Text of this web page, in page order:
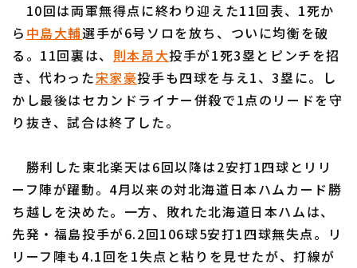
利用規約 プライバシーポリシー
運営会社 （別ウィンドウで開く） よくある質問
アルバイト募集 （別ウィンドウで開く
10回は両軍無得点に終わり迎えた11回表、1死か
ら 中島大輔選手が6号ソロを放ち、ついに均衡を破
る。11回裏は、 則本昂大投手が1死3塁とピンチを招
き、代わった宋家豪投手も四球を与え1、3塁に。し
かし最後はセカンドライナー併殺で1点のリードを守
り抜き、試合は終了した。
勝利した東北楽天は6回以降は2安打1四球とリリ
ーフ陣が躍動。4月以来の対北海道日本ハムカード勝
ち越しを決めた。一方、敗れた北海道日本ハムは、
先発・福島投手が6.2回106球5安打1四球無失点。リ
リーフ陣も4.1回を1失点と粘りを見せたが、打線が